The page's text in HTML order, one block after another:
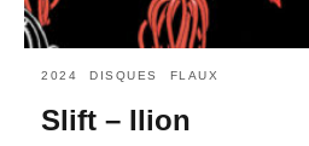
2024 DISQUES FLAUX
Slift – Ilion